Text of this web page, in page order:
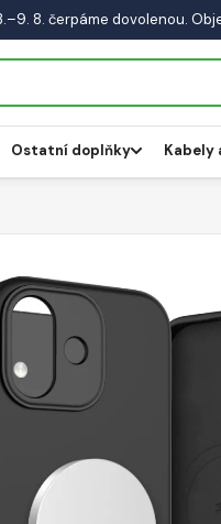
8. čerpáme dovolenou.
Ostatní doplňky Kabely
Pouzdro